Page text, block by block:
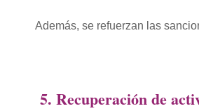
Además, se refuerzan las
5. Recuperación de